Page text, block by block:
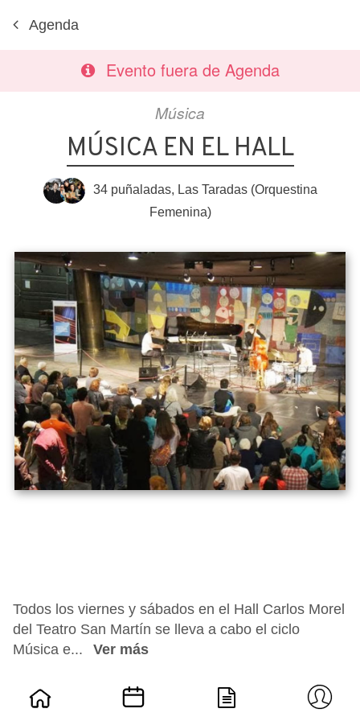
Agenda
Evento fuera de Agenda
Música
MÚSICA EN EL HALL
34 puñaladas, Las Taradas (Orquestina
Femenina)
Todos los viernes y sábados en el Hall Carlos Morel
del Teatro San Martín se lleva a cabo el ciclo
Música e...
Ver más